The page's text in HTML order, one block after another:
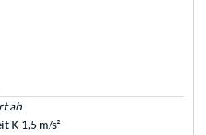
ah
K 1,5 m/s²